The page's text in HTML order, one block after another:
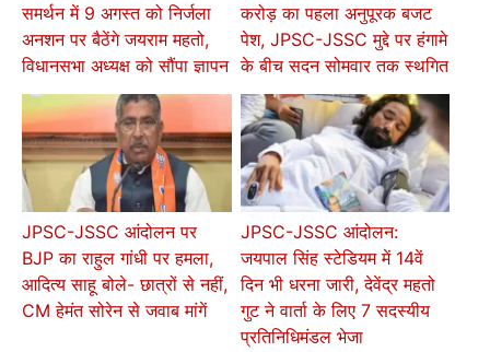
समर्थन में 9 अगस्त को निर्जला
अनशन पर बैठेंगे जयराम महतो,
विधानसभा अध्यक्ष को सौंपा ज्ञापन
करोड़ का पहला अनुपूरक बजट
पेश, JPSC-JSSC मुद्दे पर हंगामे
के बीच सदन सोमवार तक स्थगित
JPSC-JSSC आंदोलन पर
BJP का राहुल गांधी पर हमला,
आदित्य साहू बोले- छात्रों से नहीं,
CM हेमंत सोरेन से जवाब मांगें
JPSC-JSSC आंदोलन:
जयपाल सिंह स्टेडियम में 14वें
दिन भी धरना जारी, देवेंद्र महतो
गुट ने वार्ता के लिए 7 सदस्यीय
प्रतिनिधिमंडल भेजा